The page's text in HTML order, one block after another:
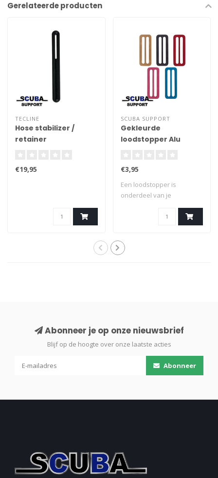
Gerelateerde producten
TECLINE
Hose stabilizer /
retainer
€19,95
SCUBA SUPPORT
Gekleurde
loodstopper Alu
€3,95
Een loodstopper is
onderdeel van je
duikuitrusting. Het is e..
Abonneer je op onze nieuwsbrief
Blijf op de hoogte over onze laatste acties
Abonneer